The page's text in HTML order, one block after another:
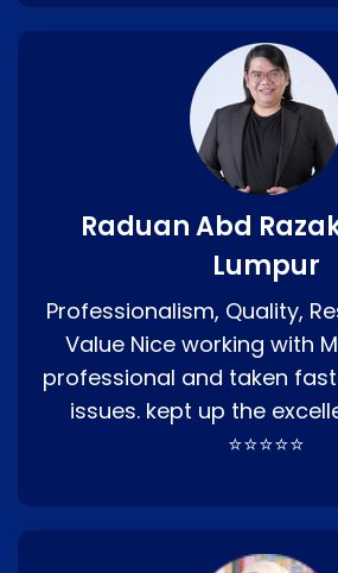
Raduan Abd
Lumpur
Professionalism, Quality,
Value Nice working with
professional and taken
issues. kept up the
⭐⭐⭐⭐⭐